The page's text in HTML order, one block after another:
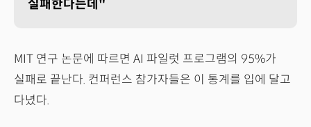
실패한다는데"
MIT 연구 논문에 따르면 AI 파일럿 프로그램의 95%가
실패로 끝난다. 컨퍼런스 참가자들은 이 통계를 입에 달고
다녔다.